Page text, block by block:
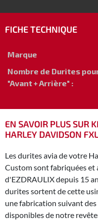
FICHE TECHNIQUE
Marque
Nombre de Durites
"Avant + Arrière" :
EN SAVOIR PLUS SUR
HARLEY DAVIDSON
Les durites avia de votre
Custom sont fabriquées et
d'EZDRAULIX depuis 15
durites sortent de cette
une fabrication suivant
disponibles de notre